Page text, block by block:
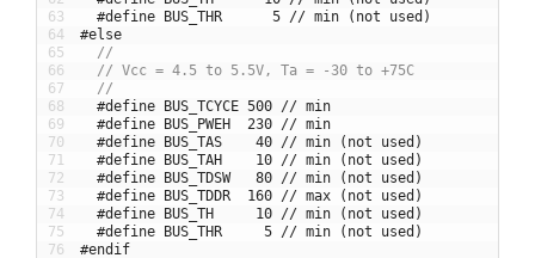
63
64
65
66
67
68
69
70
71
72
73
74
75
76
#define BUS_THR      5 // min (not used)
#else
//
// Vcc = 4.5 to 5.5V, Ta = -30 to +75C
//
#define BUS_TCYCE 500 // min
#define BUS_PWEH  230 // min
#define BUS_TAS    40 // min (not used)
#define BUS_TAH    10 // min (not used)
#define BUS_TDSW   80 // min (not used)
#define BUS_TDDR  160 // max (not used)
#define BUS_TH     10 // min (not used)
#define BUS_THR     5 // min (not used)
#endif